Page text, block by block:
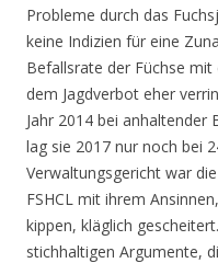
Probleme durch das
keine Indizien für eine
Befallsrate der Füchse
dem Jagdverbot eher
Jahr 2014 bei anhaltender
lag sie 2017 nur noch bei
Verwaltungsgericht war
FSHCL mit ihrem
kippen, kläglich
stichhaltigen Argumente,